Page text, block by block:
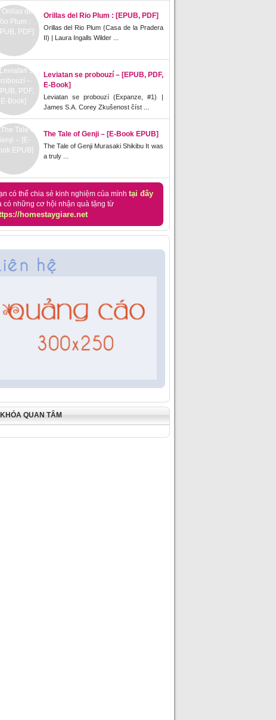
Orillas del Rio Plum : [EPUB, PDF]
Orillas del Rio Plum (Casa de la Pradera
II) | Laura Ingalls Wilder ...
Leviatan se probouzí – [EPUB, PDF,
E-Book]
Leviatan se probouzí (Expanze, #1) |
James S.A. Corey Zkušenost číst ...
The Tale of Genji – [E-Book EPUB]
The Tale of Genji Murasaki Shikibu It was
a truly ...
có thể chia sẻ kinh nghiệm của mình tại đây
có những cơ hội nhận quà tặng từ
homestaygiare.net
QUAN TÂM